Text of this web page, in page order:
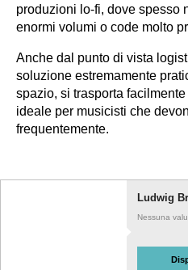
produzioni lo-fi, dove spesso
enormi volumi o code molto
Anche dal punto di vista
soluzione estremamente
spazio, si trasporta
ideale per musicisti che
frequentemente.
Ludwig
Nessuna